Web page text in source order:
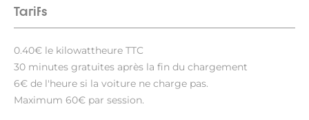
Tarifs
0.40€ le kilowattheure TTC
30 minutes gratuites après la fin du chargement
6€ de l'heure si la voiture ne charge pas.
Maximum 60€ par session.